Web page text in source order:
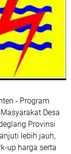
- Program
Desa
Provinsi
lebih jauh,
up harga serta